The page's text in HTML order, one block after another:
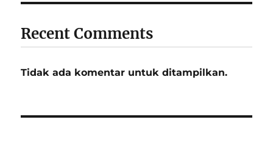
Recent Comments
Tidak ada komentar untuk ditampilkan.